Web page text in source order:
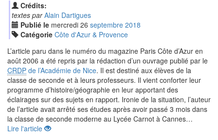
Crédits:
textes par Alain Dartigues
Publié le mercredi 26 septembre 2018
Catégorie Côte d'Azur & Provence
L’article paru dans le numéro du magazine Paris Côte d’Azur en
août 2006 a été repris par la rédaction d’un ouvrage publié par le
CRDP de l’Académie de Nice. Il est destiné aux élèves de la
classe de seconde et à leurs professeurs. Il vient conforter leur
programme d’histoire/géographie en leur apportant des
éclairages sur des sujets en rapport. Ironie de la situation, l’auteur
de l’article avait arrêté ses études après avoir passé 3 mois dans
la classe de seconde moderne au Lycée Carnot à Cannes…
Lire l'article